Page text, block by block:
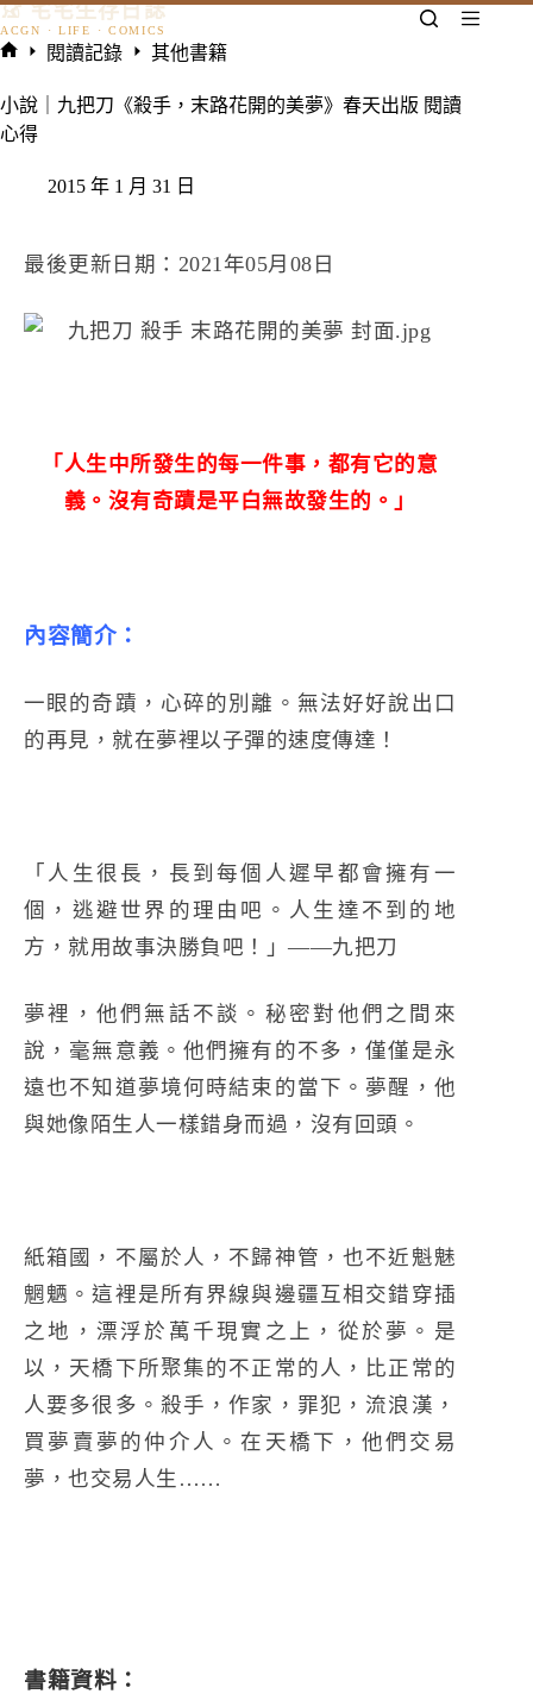
跳
至
要
內
𓃠 宅宅生存日誌
頁
閱讀記錄 其他書籍
小說｜九把刀《殺手，末路花開的美夢》春天出版 閱讀
心得
2015 年 1 月 31 日
最後更新日期：2021年05月08日
「 人生中所發生的每一件事，都有它的意
義。沒有奇蹟是平白無故發生的。 」
內容簡介：
一眼的奇蹟，心碎的別離。無法好好說出口
的再見，就在夢裡以子彈的速度傳達！
「人生很長，長到每個人遲早都會擁有一
個，逃避世界的理由吧。人生達不到的地
方，就用故事決勝負吧！」——九把刀
夢裡，他們無話不談。秘密對他們之間來
說，毫無意義。他們擁有的不多，僅僅是永
遠也不知道夢境何時結束的當下。夢醒，他
與她像陌生人一樣錯身而過，沒有回頭。
紙箱國，不屬於人，不歸神管，也不近魁魅
魍魉。這裡是所有界線與邊疆互相交錯穿插
之地，漂浮於萬千現實之上，從於夢。是
以，天橋下所聚集的不正常的人，比正常的
人要多很多。殺手，作家，罪犯，流浪漢，
買夢賣夢的仲介人。在天橋下，他們交易
夢，也交易人生……
書籍資料：